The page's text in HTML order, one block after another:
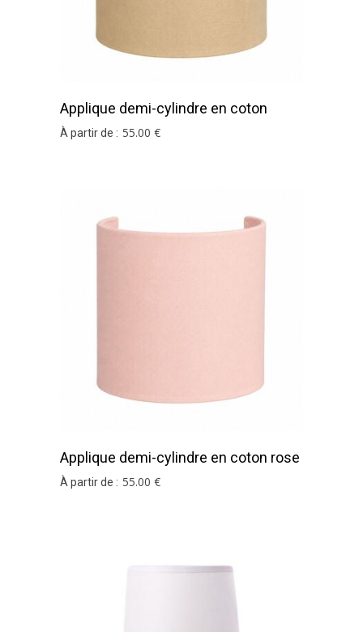
Applique demi-cylindre en coton
sable
À partir de : 55.00 €
Applique demi-cylindre en coton rose
pâle
À partir de : 55.00 €